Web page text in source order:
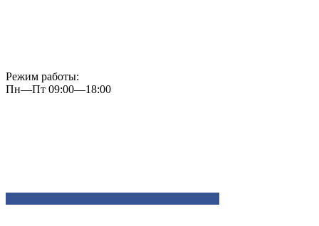
Режим работы:
Пн—Пт 09:00—18:00